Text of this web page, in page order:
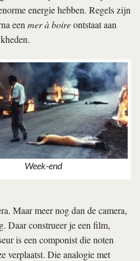
energie hebben. Regels zijn
een mer à boireontstaat aan
Week-end
Maar meer nog dan de camera,
Daar construeer je een film,
is een componist die noten
verplaatst. Die analogie met